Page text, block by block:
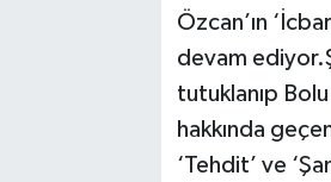
Özcan’ın
devam
tutuklanıp
hakkında
‘Tehdit’ ve